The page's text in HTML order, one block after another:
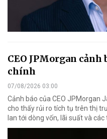
CEO JPMorgan cảnh
chính
07/08/2026 03:00
Cảnh báo của CEO JPMorgan
cho thấy rủi ro tích tụ trên thị
lan tới dòng vốn, lãi suất và